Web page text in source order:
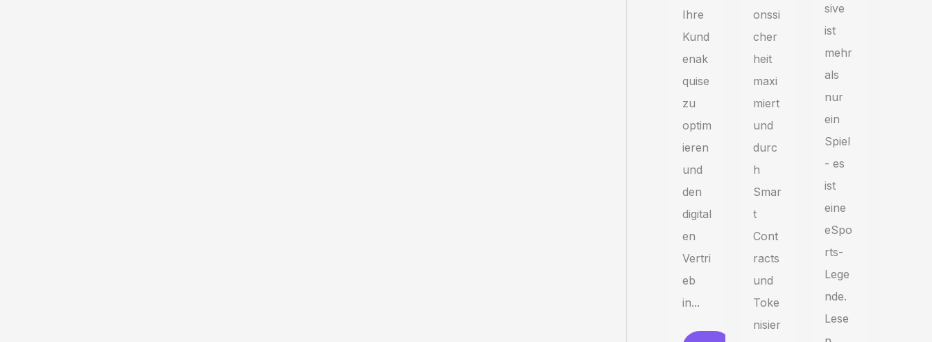
Ihre
Kund
enak
quise
zu
optim
ieren
und
den
digital
en
Vertri
eb
in...
onssi
cher
heit
maxi
miert
und
durc
h
Smar
t
Cont
racts
und
Toke
nisier
sive
ist
mehr
als
nur
ein
Spiel
- es
ist
eine
eSpo
rts-
Lege
nde.
Lese